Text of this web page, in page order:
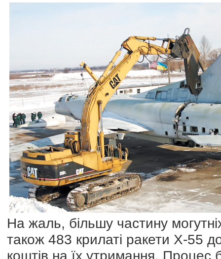
На жаль, більшу частину
також 483 крилаті ракети Х-55
коштів на їх утримання.